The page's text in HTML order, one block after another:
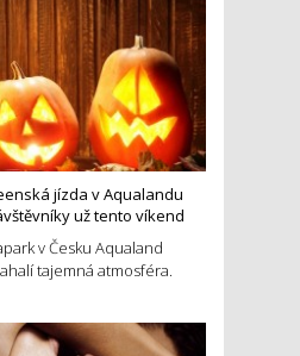
jízda v Aqualandu
už tento víkend
v Česku Aqualand
tajemná atmosféra.